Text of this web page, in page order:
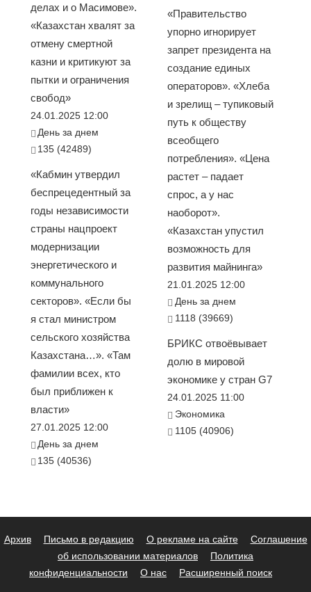
делах и о Масимове».
«Казахстан хвалят за
отмену смертной
казни и критикуют за
пытки и ограничения
свобод»
24.01.2025 12:00
День за днем
135 (42489)
«Кабмин утвердил
беспрецедентный за
годы независимости
страны нацпроект
модернизации
энергетического и
коммунального
секторов». «Если бы
я стал министром
сельского хозяйства
Казахстана…». «Там
фамилии всех, кто
был приближен к
власти»
27.01.2025 12:00
День за днем
135 (40536)
«Правительство
упорно игнорирует
запрет президента на
создание единых
операторов». «Хлеба
и зрелищ – тупиковый
путь к обществу
всеобщего
потребления». «Цена
растет – падает
спрос, а у нас
наоборот».
«Казахстан упустил
возможность для
развития майнинга»
21.01.2025 12:00
День за днем
1118 (39669)
БРИКС отвоёвывает
долю в мировой
экономике у стран G7
24.01.2025 11:00
Экономика
1105 (40906)
Архив Письмо в редакцию О рекламе на сайте
Соглашение
об использовании материалов
Политика
конфиденциальности
О нас Расширенный поиск